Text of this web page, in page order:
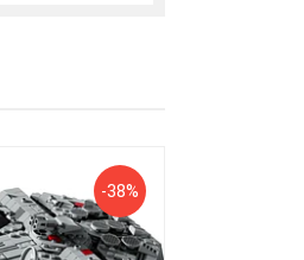
-38%